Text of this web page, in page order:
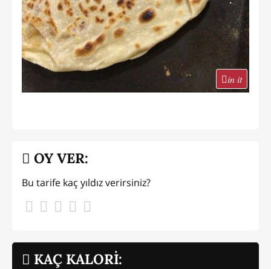
in it
KAÇ KALORİ:
OY VER:
Bu tarife kaç yıldız verirsiniz?